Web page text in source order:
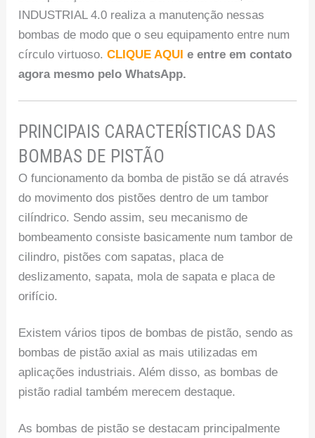
INDUSTRIAL 4.0 realiza a manutenção nessas
bombas de modo que o seu equipamento entre num
círculo virtuoso.CLIQUE AQUI e entre em contato
agora mesmo pelo WhatsApp.
PRINCIPAIS CARACTERÍSTICAS DAS
BOMBAS DE PISTÃO
O funcionamento da bomba de pistão se dá através
do movimento dos pistões dentro de um tambor
cilíndrico. Sendo assim, seu mecanismo de
bombeamento consiste basicamente num tambor de
cilindro, pistões com sapatas, placa de
deslizamento, sapata, mola de sapata e placa de
orifício.
Existem vários tipos de bombas de pistão, sendo as
bombas de pistão axial as mais utilizadas em
aplicações industriais. Além disso, as bombas de
pistão radial também merecem destaque.
As bombas de pistão se destacam principalmente